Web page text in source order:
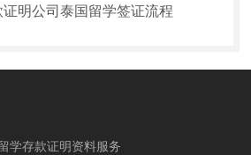
明公司泰国留学签证流程
学存款证明资料服务